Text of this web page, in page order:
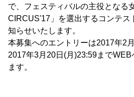
で、フェスティバルの主役となる
CIRCUS'17」を選出するコンテス
知らせいたします。
本募集へのエントリーは2017年2
2017年3月20日(月)23:59まで
ます。